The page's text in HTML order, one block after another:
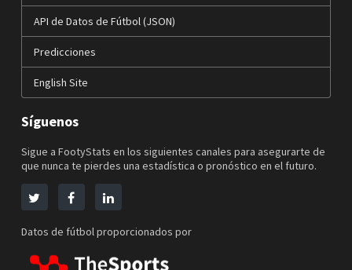
API de Datos de Fútbol (JSON)
Predicciones
English Site
Síguenos
Sigue a FootyStats en los siguientes canales para asegurarte de
que nunca te pierdes una estadística o pronóstico en el futuro.
Datos de fútbol proporcionados por